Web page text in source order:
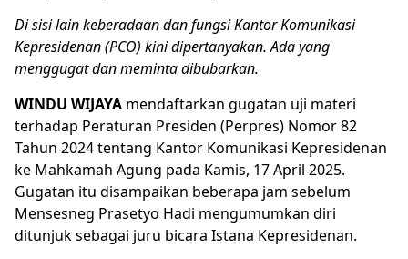
Di sisi lain keberadaan dan fungsiKantor Komunikasi
Kepresidenan(PCO) kini dipertanyakan. Ada yang
menggugat dan meminta dibubarkan.
WINDU WIJAYA mendaftarkan gugatan uji materi
terhadap Peraturan Presiden (Perpres) Nomor 82
Tahun 2024 tentang Kantor Komunikasi Kepresidenan
ke Mahkamah Agung pada Kamis, 17 April 2025.
Gugatan itu disampaikan beberapa jam sebelum
Mensesneg Prasetyo Hadi mengumumkan diri
ditunjuk sebagai juru bicara Istana Kepresidenan.